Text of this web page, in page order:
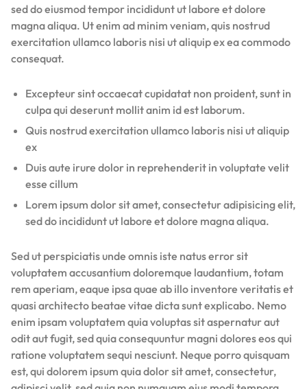
sed do eiusmod tempor incididunt ut labore et dolore
magna aliqua. Ut enim ad minim veniam, quis nostrud
exercitation ullamco laboris nisi ut aliquip ex ea commodo
consequat.
Excepteur sint occaecat cupidatat non proident, sunt in
culpa qui deserunt mollit anim id est laborum.
Quis nostrud exercitation ullamco laboris nisi ut aliquip
ex
Duis aute irure dolor in reprehenderit in voluptate velit
esse cillum
Lorem ipsum dolor sit amet, consectetur adipisicing elit,
sed do incididunt ut labore et dolore magna aliqua.
Sed ut perspiciatis unde omnis iste natus error sit
voluptatem accusantium doloremque laudantium, totam
rem aperiam, eaque ipsa quae ab illo inventore veritatis et
quasi architecto beatae vitae dicta sunt explicabo. Nemo
enim ipsam voluptatem quia voluptas sit aspernatur aut
odit aut fugit, sed quia consequuntur magni dolores eos qui
ratione voluptatem sequi nesciunt. Neque porro quisquam
est, qui dolorem ipsum quia dolor sit amet, consectetur,